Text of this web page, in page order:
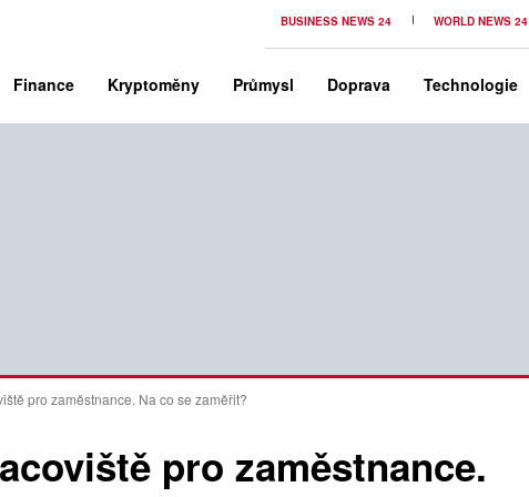
BUSINESS NEWS 24 WORLD NEWS 24
Finance Kryptoměny Průmysl Doprava Technologie
pro zaměstnance. Na co se zaměřit?
pro zaměstnance.